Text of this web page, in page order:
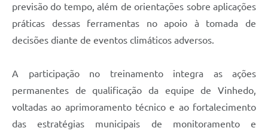
previsão do tempo, além de orientações sobre aplicações
práticas dessas ferramentas no apoio à tomada de
decisões diante de eventos climáticos adversos.
A participação no treinamento integra as ações
permanentes de qualificação da equipe de Vinhedo,
voltadas ao aprimoramento técnico e ao fortalecimento
das estratégias municipais de monitoramento e